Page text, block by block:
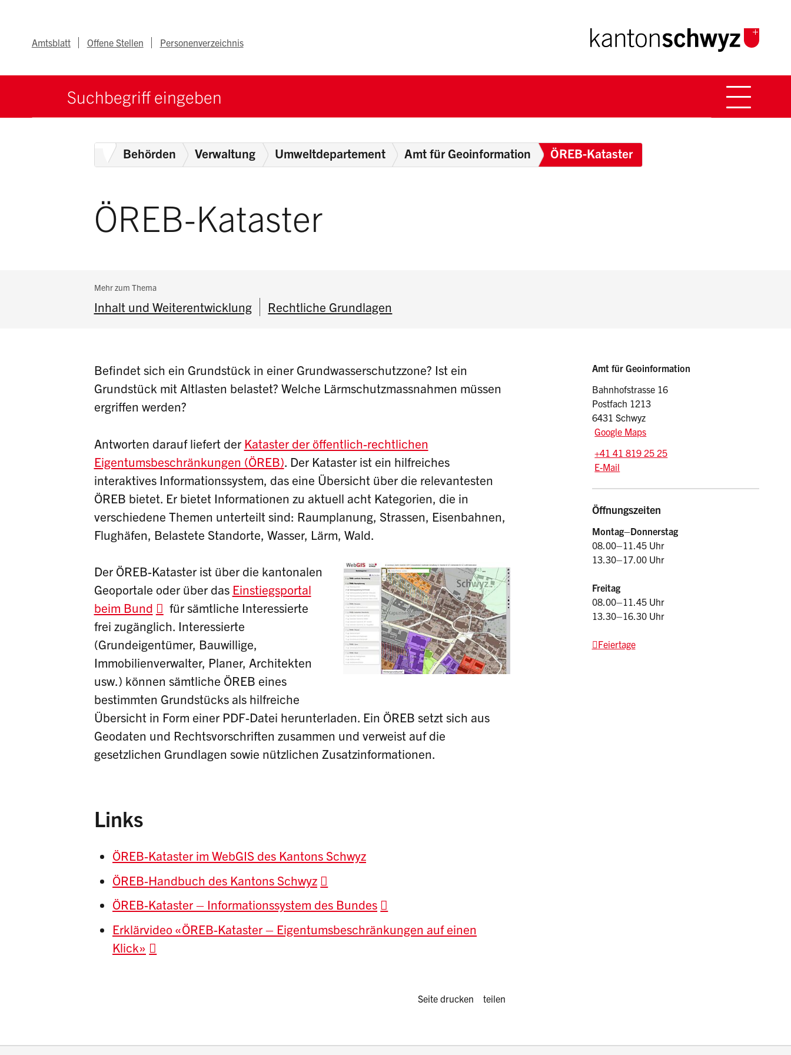
Metanav
Amtsblatt Offene Stellen Personenverzeichnis
Suchbegriff
Breadcrumb
HomeBehörden Verwaltung Umweltdepartement Amt für Geoinformation ÖREB-Kataster
Subnavigation:
Mehr zum Thema
Inhalt und Weiterentwicklung Rechtliche Grundlagen
ÖREB-Kataster
Befindet sich ein Grundstück in einer Grundwasserschutzzone? Ist ein
Grundstück mit Altlasten belastet? Welche Lärmschutzmassnahmen müssen
ergriffen werden?
Antworten darauf liefert der Kataster der öffentlich-rechtlichen
Eigentumsbeschränkungen (ÖREB). Der Kataster ist ein hilfreiches
interaktives Informationssystem, das eine Übersicht über die relevantesten
ÖREB bietet. Er bietet Informationen zu aktuell acht Kategorien, die in
verschiedene Themen unterteilt sind: Raumplanung, Strassen, Eisenbahnen,
Flughäfen, Belastete Standorte, Wasser, Lärm, Wald.
Der ÖREB-Kataster ist über die kantonalen
Geoportale oder über das Einstiegsportal
beim Bund
für sämtliche Interessierte
frei zugänglich. Interessierte
(Grundeigentümer, Bauwillige,
Immobilienverwalter, Planer, Architekten
usw.) können sämtliche ÖREB eines
bestimmten Grundstücks als hilfreiche
Übersicht in Form einer PDF-Datei herunterladen. Ein ÖREB setzt sich aus
Geodaten und Rechtsvorschriften zusammen und verweist auf die
gesetzlichen Grundlagen sowie nützlichen Zusatzinformationen.
Links
ÖREB-Kataster im WebGIS des Kantons Schwyz
ÖREB-Handbuch des Kantons Schwyz
ÖREB-Kataster – Informationssystem des Bundes
Erklärvideo «ÖREB-Kataster – Eigentumsbeschränkungen auf einen
Klick»
Sidebar
Adresse
Amt für Geoinformation
Bahnhofstrasse 16
Postfach 1213
6431 Schwyz
Google Maps
Tel.:
+41 41 819 25 25
E-Mail: agi
E-Mail
Öffnungszeiten
Montag–Donnerstag
08.00–11.45 Uhr
13.30–17.00 Uhr
Freitag
08.00–11.45 Uhr
13.30–16.30 Uhr
Feiertage
Diese Seite drucken oder teilen:
Seite drucken teilen